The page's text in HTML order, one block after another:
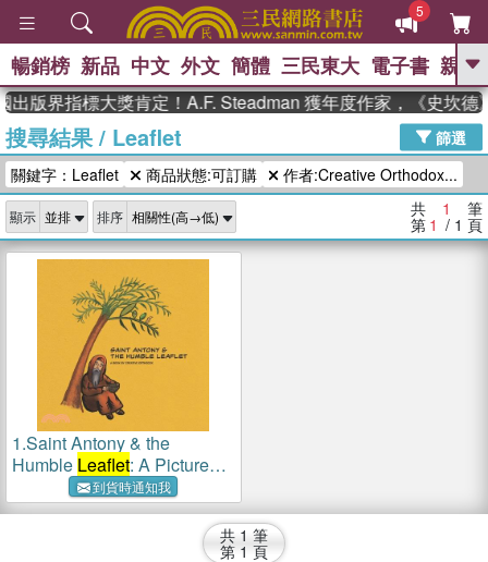
5
GO
The Odyssey 、
父親節 、 如果歷史是一群喵 、 暑期
推薦 、 國際布克獎 臺灣漫遊錄 、 方
念華 、 台灣的李登輝時代 、 數學女
孩：黎曼猜想
偉大的迷走神經
暢銷榜 新品 中文 外文 簡體 三民東大 電子書 親子
出版界指標大獎肯定！A.F. Steadman 獲年度作家，《史坎德
搜尋結果/ Leaflet
篩選
關鍵字：Leaflet
商品狀態:可訂購 作者:Creative Orthodox...
顯示 排序 共 1 筆
第 1 / 1 頁
1.Saint Antony & the
Humble Leaflet: A Picture
Book by Creative Orthodox
到貨時通知我
共 1 筆
第 1 頁